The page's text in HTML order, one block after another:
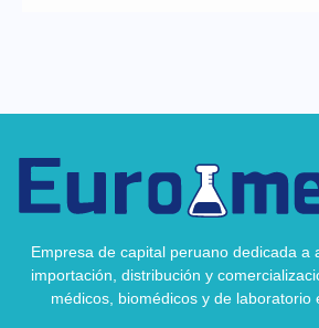
Empresa de capital peruano dedicada a
importación, distribución y
médicos, biomédicos y de laboratorio